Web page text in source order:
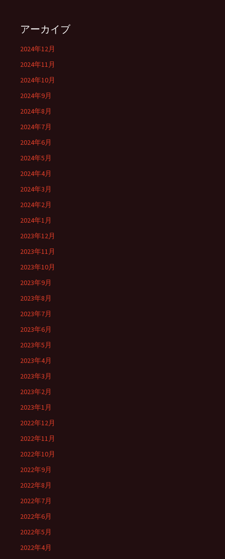
アーカイブ
2024年12月
2024年11月
2024年10月
2024年9月
2024年8月
2024年7月
2024年6月
2024年5月
2024年4月
2024年3月
2024年2月
2024年1月
2023年12月
2023年11月
2023年10月
2023年9月
2023年8月
2023年7月
2023年6月
2023年5月
2023年4月
2023年3月
2023年2月
2023年1月
2022年12月
2022年11月
2022年10月
2022年9月
2022年8月
2022年7月
2022年6月
2022年5月
2022年4月